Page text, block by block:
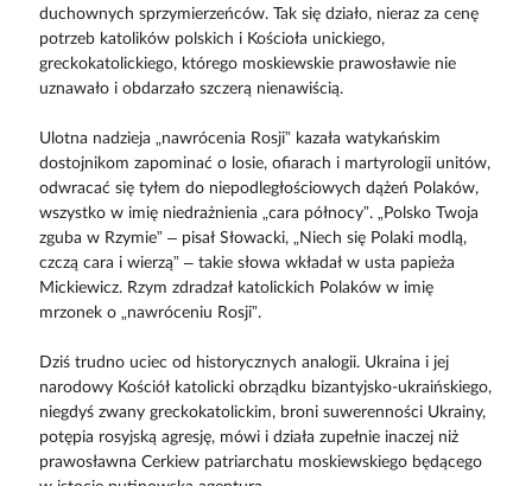
duchownych sprzymierzeńców. Tak się działo, nieraz za cenę
potrzeb katolików polskich i Kościoła unickiego,
greckokatolickiego, którego moskiewskie prawosławie nie
uznawało i obdarzało szczerą nienawiścią.
Ulotna nadzieja „nawrócenia Rosji” kazała watykańskim
dostojnikom zapominać o losie, ofiarach i martyrologii unitów,
odwracać się tyłem do niepodległościowych dążeń Polaków,
wszystko w imię niedrażnienia „cara północy”. „Polsko Twoja
zguba w Rzymie” – pisał Słowacki, „Niech się Polaki modlą,
czczą cara i wierzą” – takie słowa wkładał w usta papieża
Mickiewicz. Rzym zdradzał katolickich Polaków w imię
mrzonek o „nawróceniu Rosji”.
Dziś trudno uciec od historycznych analogii. Ukraina i jej
narodowy Kościół katolicki obrządku bizantyjsko-ukraińskiego,
niegdyś zwany greckokatolickim, broni suwerenności Ukrainy,
potępia rosyjską agresję, mówi i działa zupełnie inaczej niż
prawosławna Cerkiew patriarchatu moskiewskiego będącego